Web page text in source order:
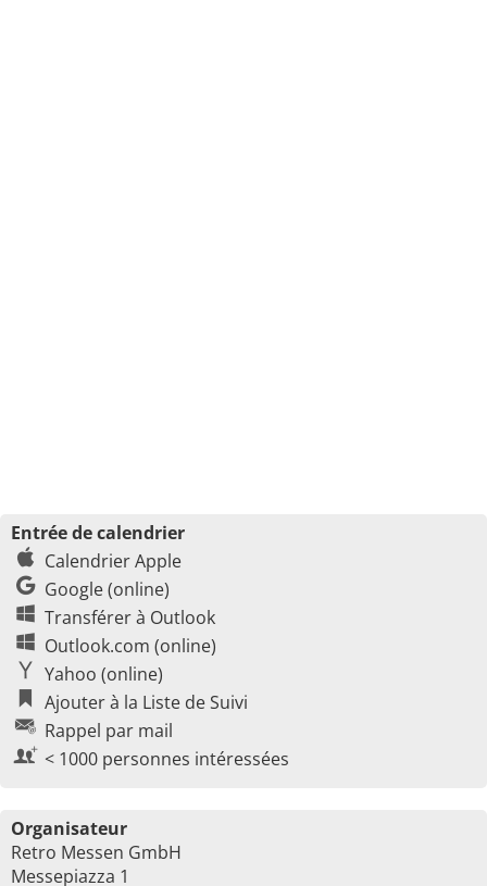
Entrée de calendrier
Calendrier Apple
Google (online)
Transférer à Outlook
Outlook.com (online)
Yahoo (online)
Ajouter à la Liste de Suivi
Rappel par mail
< 1000 personnes intéressées
Organisateur
Retro Messen GmbH
Messepiazza 1